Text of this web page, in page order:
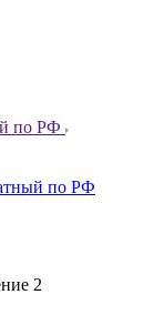
по РФ
по РФ
2